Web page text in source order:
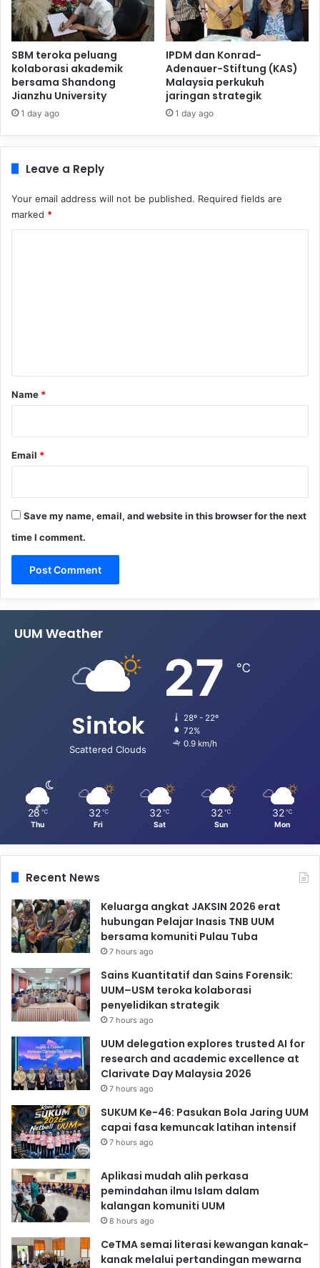
SBM teroka peluang
kolaborasi akademik
bersama Shandong
Jianzhu University
1 day ago
IPDM dan Konrad-
Adenauer-Stiftung (KAS)
Malaysia perkukuh
jaringan strategik
1 day ago
Leave a Reply
Your email address will not be published. Required fields are
marked *
*
Name *
Email *
Save my name, email, and website in this browser for the next
time I comment.
UUM Weather
Sintok
Scattered Clouds
27 ℃
28º - 22º
72%
0.9 km/h
28 ℃
Thu
32 ℃
Fri
32 ℃
Sat
32 ℃
Sun
32 ℃
Mon
Recent News
Keluarga angkat JAKSIN 2026 erat
hubungan Pelajar Inasis TNB UUM
bersama komuniti Pulau Tuba
7 hours ago
Sains Kuantitatif dan Sains Forensik:
UUM–USM teroka kolaborasi
penyelidikan strategik
7 hours ago
UUM delegation explores trusted AI for
research and academic excellence at
Clarivate Day Malaysia 2026
7 hours ago
SUKUM Ke-46: Pasukan Bola Jaring UUM
capai fasa kemuncak latihan intensif
7 hours ago
Aplikasi mudah alih perkasa
pemindahan ilmu Islam dalam
kalangan komuniti UUM
8 hours ago
CeTMA semai literasi kewangan kanak-
kanak melalui pertandingan mewarna